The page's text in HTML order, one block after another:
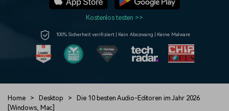
Lifestyle & Spaß
Video-Prompts
Prompts – schnell ähnliche
Videos erstellen
Meisterkurs
Beherrschen Sie
fortgeschrittene
erweitern Sie Ihre
Spezialeffekt erzeugen
Kunden-Support
Über Uns
und Kunden
Bewertungen
Nachrichten und
KAUFEN Anmelden
Kostenlos testen >>
100% Sicherheit verifiziert | Kein Abozwang | Keine Malware
Home > Desktop >
Die 10 besten Audio-Editoren im Jahr 2026
[Windows, Mac]